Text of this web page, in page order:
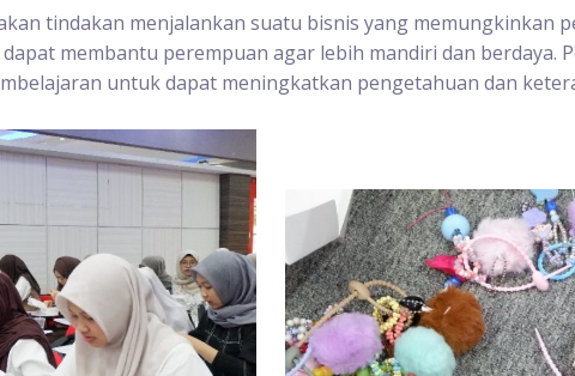
tindakan menjalankan suatu bisnis yang memungkinkan
membantu perempuan agar lebih mandiri dan berdaya.
untuk dapat meningkatkan pengetahuan dan